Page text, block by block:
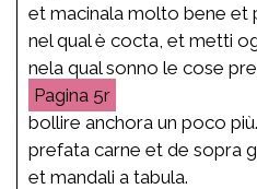
et macinala molto bene et
nel qual è cocta, et metti
nela qual sonno le cose
5r
bollire anchora un poco
prefata carne et de sopra
et mandali a tabula.